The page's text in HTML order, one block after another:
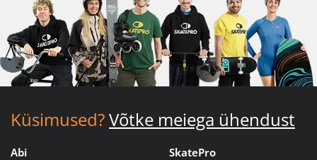
Küsimused?Võtke meiega ühendust
Abi SkatePro